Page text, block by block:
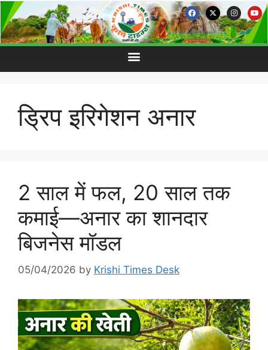
ड्रिप इरिगेशन अनार
2 साल में फल, 20 साल तक
कमाई—अनार का शानदार
बिजनेस मॉडल
05/04/2026 by Krishi Times Desk